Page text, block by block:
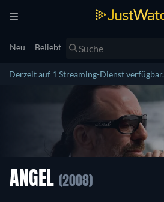
Neu Beliebt
Derzeit auf 1 Streaming-Dienst verfügbar.
ANGEL (2008)